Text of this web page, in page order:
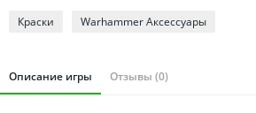
Краски Warhammer Аксессуары
Описание игры Отзывы (0)